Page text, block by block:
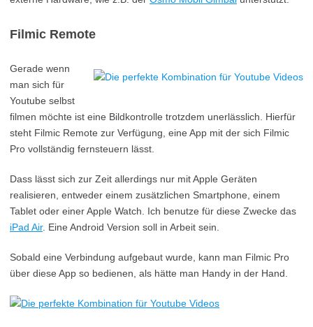
Filmic Remote
Gerade wenn
man sich für
Youtube selbst
filmen möchte ist eine Bildkontrolle trotzdem unerlässlich. Hierfür
steht Filmic Remote zur Verfügung, eine App mit der sich Filmic
Pro vollständig fernsteuern lässt.
Dass lässt sich zur Zeit allerdings nur mit Apple Geräten
realisieren, entweder einem zusätzlichen Smartphone, einem
Tablet oder einer Apple Watch. Ich benutze für diese Zwecke das
iPad Air. Eine Android Version soll in Arbeit sein.
Sobald eine Verbindung aufgebaut wurde, kann man Filmic Pro
über diese App so bedienen, als hätte man Handy in der Hand.